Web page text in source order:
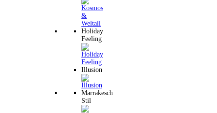
Holiday
Feeling
Illusion
Marrakesch
Stil